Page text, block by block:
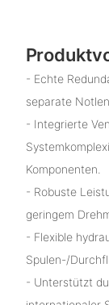
- Echte
separate
- Integrierte
Komponenten.
- Robuste
geringem
- Flexible
Spulen-/
- Unterstützt